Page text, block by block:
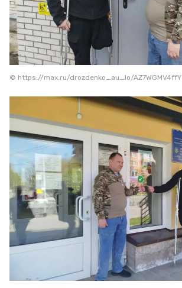
© https://max.ru/drozdenko_au_lo/AZ7WGMV4ffY